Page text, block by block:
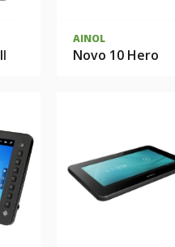
AINOL
Novo 10 Hero